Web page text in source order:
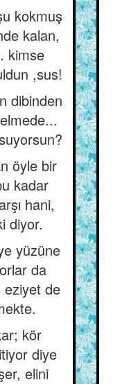
kokmuş
kalan,
kimse
,sus!
dibinden
öyle bir
kadar
hani,
diyor.
yüzüne
da
eziyet de
kör
diye
elini